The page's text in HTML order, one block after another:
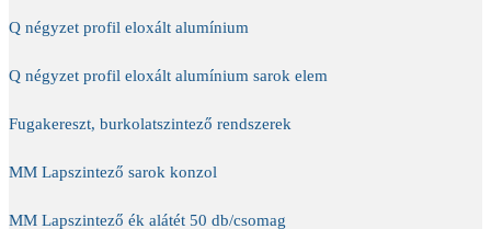
Q négyzet profil eloxált alumínium
Q négyzet profil eloxált alumínium sarok elem
Fugakereszt, burkolatszintező rendszerek
MM Lapszintező sarok konzol
MM Lapszintező ék alátét 50 db/csomag